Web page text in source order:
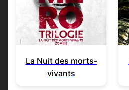
La Nuit des morts-
vivants